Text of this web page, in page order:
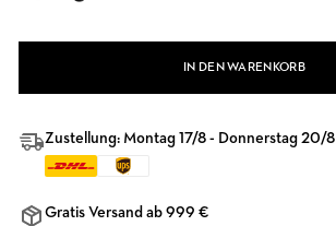
IN DEN WARENKORB
Zustellung: Montag 17/8 - Donnerstag 20/8
Gratis Versand ab 999 €